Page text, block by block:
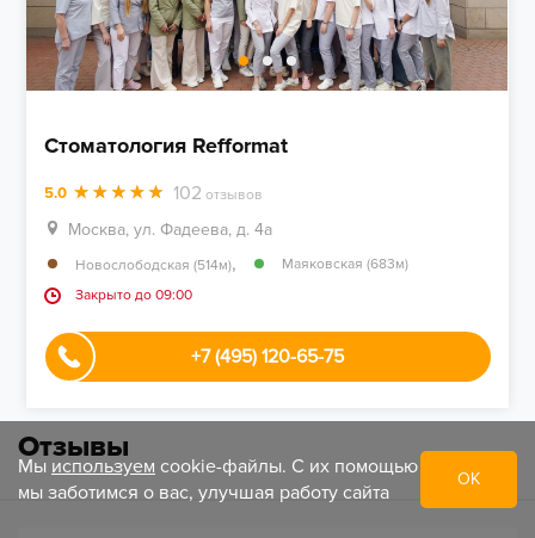
Стоматология Refformat
5.0 102 отзывов
Москва, ул. Фадеева, д. 4а
Новослободская (514м),
Маяковская (683м)
Закрыто до 09:00
+7 (495) 120-65-75
Отзывы
Мы используем cookie-файлы. С их помощью
мы заботимся о вас, улучшая работу сайта
ОК